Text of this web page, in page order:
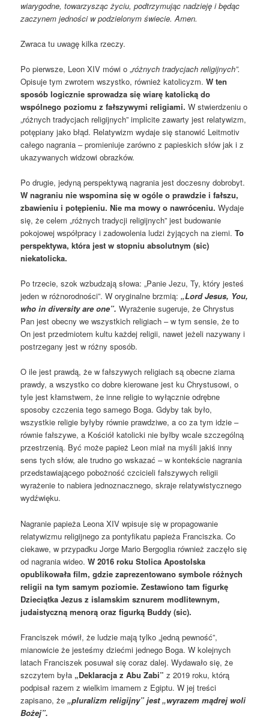
wiarygodne, towarzysząc życiu, podtrzymując nadzieję i będąc
zaczynem jedności w podzielonym świecie. Amen.
Zwraca tu uwagę kilka rzeczy.
Po pierwsze, Leon XIV mówi o „różnych tradycjach religijnych”.
Opisuje tym zwrotem wszystko, również katolicyzm.W ten
sposób logicznie sprowadza się wiarę katolicką do
wspólnego poziomu z fałszywymi religiami.W stwierdzeniu o
„różnych tradycjach religijnych” implicite zawarty jest relatywizm,
potępiany jako błąd. Relatywizm wydaje się stanowić Leitmotiv
całego nagrania – promieniuje zarówno z papieskich słów jak i z
ukazywanych widzowi obrazków.
Po drugie, jedyną perspektywą nagrania jest doczesny dobrobyt.
W nagraniu nie wspomina się w ogóle o prawdzie i fałszu,
zbawieniu i potępieniu. Nie ma mowy o nawróceniu. Wydaje
się, że celem „różnych tradycji religijnych” jest budowanie
pokojowej współpracy i zadowolenia ludzi żyjących na ziemi.To
perspektywa, która jest w stopniu absolutnym (sic)
niekatolicka.
Po trzecie, szok wzbudzają słowa: „Panie Jezu, Ty, który jesteś
jeden w różnorodności”. W oryginalne brzmią:„Lord Jesus, You,
who in diversity are one”. Wyrażenie sugeruje, że Chrystus
Pan jest obecny we wszystkich religiach – w tym sensie, że to
On jest przedmiotem kultu każdej religii, nawet jeżeli nazywany i
postrzegany jest w różny sposób.
O ile jest prawdą, że w fałszywych religiach są obecne ziarna
prawdy, a wszystko co dobre kierowane jest ku Chrystusowi, o
tyle jest kłamstwem, że inne religie to wyłącznie odrębne
sposoby czczenia tego samego Boga. Gdyby tak było,
wszystkie religie byłyby równie prawdziwe, a co za tym idzie –
równie fałszywe, a Kościół katolicki nie byłby wcale szczególną
przestrzenią. Być może papież Leon miał na myśli jakiś inny
sens tych słów, ale trudno go wskazać – w kontekście nagrania
przedstawiającego pobożność czcicieli fałszywych religii
wyrażenie to nabiera jednoznacznego, skraje relatywistycznego
wydźwięku.
Nagranie papieża Leona XIV wpisuje się w propagowanie
relatywizmu religijnego za pontyfikatu papieża Franciszka. Co
ciekawe, w przypadku Jorge Mario Bergoglia również zaczęło się
od nagrania wideo. W 2016 roku Stolica Apostolska
opublikowała film, gdzie zaprezentowano symbole różnych
religii na tym samym poziomie. Zestawiono tam figurkę
Dzieciątka Jezus z islamskim sznurem modlitewnym,
judaistyczną menorą oraz figurką Buddy (sic).
Franciszek mówił, że ludzie mają tylko „jedną pewność”,
mianowicie że jesteśmy dziećmi jednego Boga. W kolejnych
latach Franciszek posuwał się coraz dalej. Wydawało się, że
szczytem była „Deklaracja z Abu Zabi”z 2019 roku, którą
podpisał razem z wielkim imamem z Egiptu. W jej treści
zapisano, że„pluralizm religijny” jest „wyrazem mądrej woli
Bożej”.